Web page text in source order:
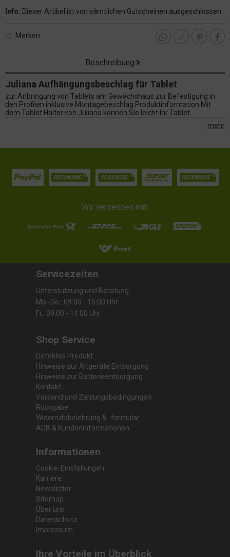
Info: Dieser Artikel ist von sämtlichen Gutscheinen ausgeschlossen
Merken
Beschreibung
Juliana Aufhängungsbeschlag für Tablet
zur Anbringung von Tablets am Gewächshaus zur Befestigung in
den Profilen inklusive Montagebeschlag Produktinformation Mit
dem Tablet Halter von Juliana können Sie leicht Ihr Tablet...
mehr
Wir versenden mit:
Servicezeiten
Unterstützung und Beratung
Mo.-Do.: 09:00 - 16:00 Uhr
Fr.: 09:00 - 14:00 Uhr
Shop Service
Defektes Produkt
Hinweise zur Altgeräte Entsorgung
Hinweise zur Batterieentsorgung
Kontakt
Versand und Zahlungsbedingungen
Rückgabe
Widerrufsbelehrung & -formular
AGB & Kundeninformationen
Informationen
Cookie-Einstellungen
Karriere
Newsletter
Sitemap
Über uns
Datenschutz
Impressum
Ihre Vorteile im Überblick